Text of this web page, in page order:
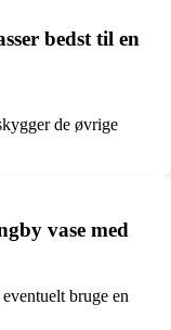
bedst til en
de øvrige
vase med
bruge en